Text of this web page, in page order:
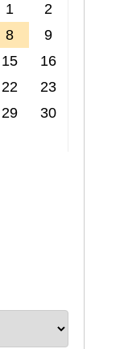
1
2
8
9
15
16
22
23
29
30